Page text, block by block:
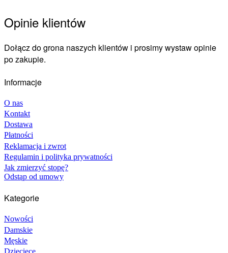
Opinie klientów
Dołącz do grona naszych klientów i prosimy wystaw opinie
po zakupie.
Informacje
O nas
Kontakt
Dostawa
Płatności
Reklamacja i zwrot
Regulamin i polityka prywatności
Jak zmierzyć stopę?
Odstąp od umowy
Kategorie
Nowości
Damskie
Męskie
Dziecięce